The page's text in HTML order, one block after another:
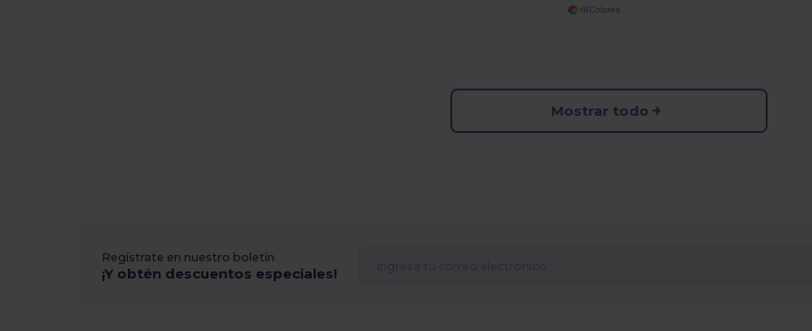
+8 Colores
Mostrar todo
Regístrate en nuestro boletín
¡Y obtén descuentos especiales!